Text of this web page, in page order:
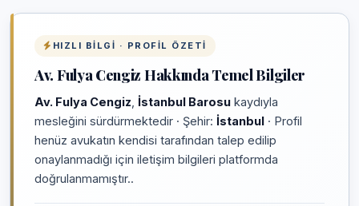
HIZLI BILGI · PROFIL ÖZETI
Av. Fulya Cengiz Hakkında Temel Bilgiler
Av. Fulya Cengiz İstanbul Barosu kaydıyla
mesleğini sürdürmektedir · Şehir: İstanbul · Profil
henüz avukatın kendisi tarafından talep edilip
onaylanmadığı için iletişim bilgileri platformda
doğrulanmamıştır..